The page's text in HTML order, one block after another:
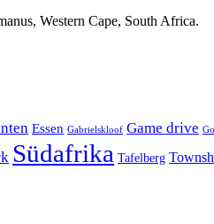
Western Cape, South Africa.
Essen Gabrielskloof Game drive
Südafrika Tafelberg